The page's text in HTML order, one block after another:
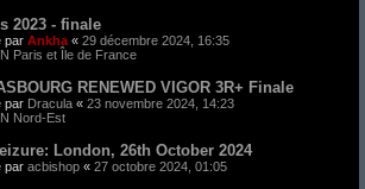
2023 - finale
par Ankha « 29 décembre 2024, 16:35
Paris et Île de France
RENEWED VIGOR 3R+ Finale
par Dracula « 23 novembre 2024, 14:23
Nord-Est
London, 26th October 2024
par acbishop « 27 octobre 2024, 01:05